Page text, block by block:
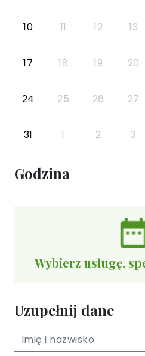
10 11 12 13
17 18 19 20
24 25 26 27
31 1 2 3
Godzina
Wybierz usługę,
Uzupełnij dane